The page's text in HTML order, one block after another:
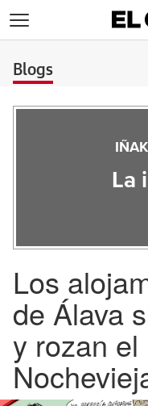
Blogs
La
Los
de Álava
y rozan